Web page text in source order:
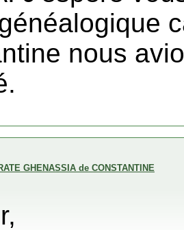
nous
GHENASSIA de CONSTANTINE